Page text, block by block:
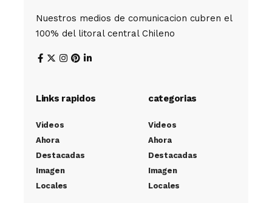
Nuestros medios de comunicacion cubren el
100% del litoral central Chileno
Links rapidos
Videos
Ahora
Destacadas
Imagen
Locales
categorias
Videos
Ahora
Destacadas
Imagen
Locales